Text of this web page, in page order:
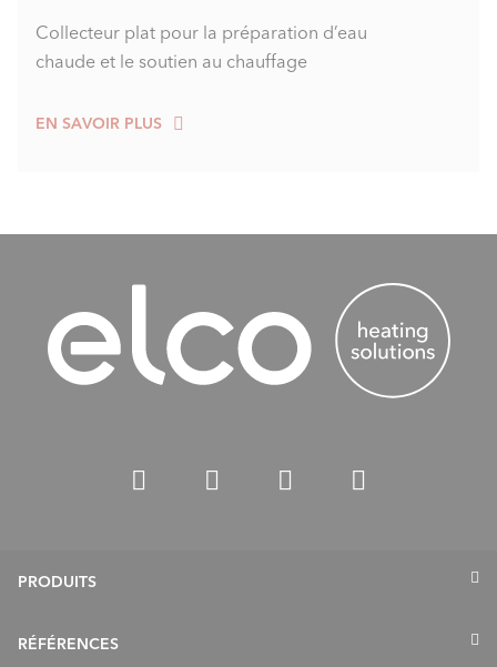
Collecteur plat pour la préparation d’eau
chaude et le soutien au chauffage
EN SAVOIR PLUS
PRODUITS
Pompes à chaleur
RÉFÉRENCES